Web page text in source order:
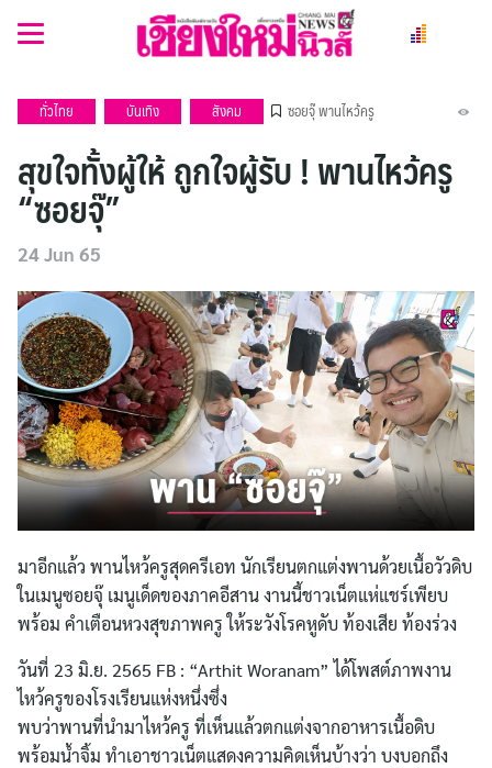
ทั่วไทย บันเทิง สังคม ซอยจุ๊พานไหว้ครู
สุขใจทั้งผู้ให้ ถูกใจผู้รับ ! พานไหว้ครู
“ซอยจุ๊”
24 Jun 65
มาอีกแล้ว พานไหว้ครูสุดครีเอท นักเรียนตกแต่งพานด้วยเนื้อวัวดิบ
ในเมนูซอยจุ๊ เมนูเด็ดของภาคอีสาน งานนี้ชาวเน็ตแห่แชร์เพียบ
พร้อม คำเตือนหวงสุขภาพครู ให้ระวังโรคหูดับ ท้องเสีย ท้องร่วง
วันที่ 23 มิ.ย. 2565 FB : “Arthit Woranam” ได้โพสต์ภาพงาน
ไหว้ครูของโรงเรียนแห่งหนึ่งซึ่ง
พบว่าพานที่นำมาไหว้ครู ที่เห็นแล้วตกแต่งจากอาหารเนื้อดิบ
พร้อมน้ำจิ้ม ทำเอาชาวเน็ตแสดงความคิดเห็นบ้างว่า บงบอกถึง